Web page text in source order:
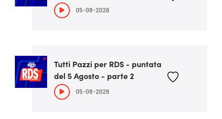
05-08-2026
Tutti Pazzi per RDS - puntata
del 5 Agosto - parte 2
05-08-2026